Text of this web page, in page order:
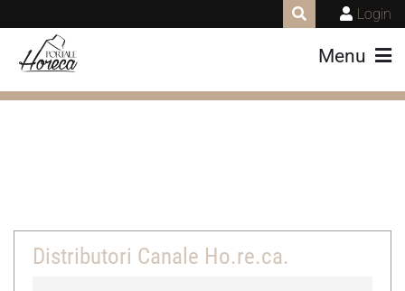
Login
Menu
Distributori Canale Ho.re.ca.